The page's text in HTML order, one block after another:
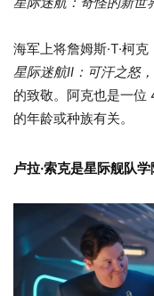
海军上将詹姆斯·T·柯
星际迷航II：可汗之怒，
的致敬。阿克也是一
的年龄或种族有关。
卢拉·索克是星际舰队学